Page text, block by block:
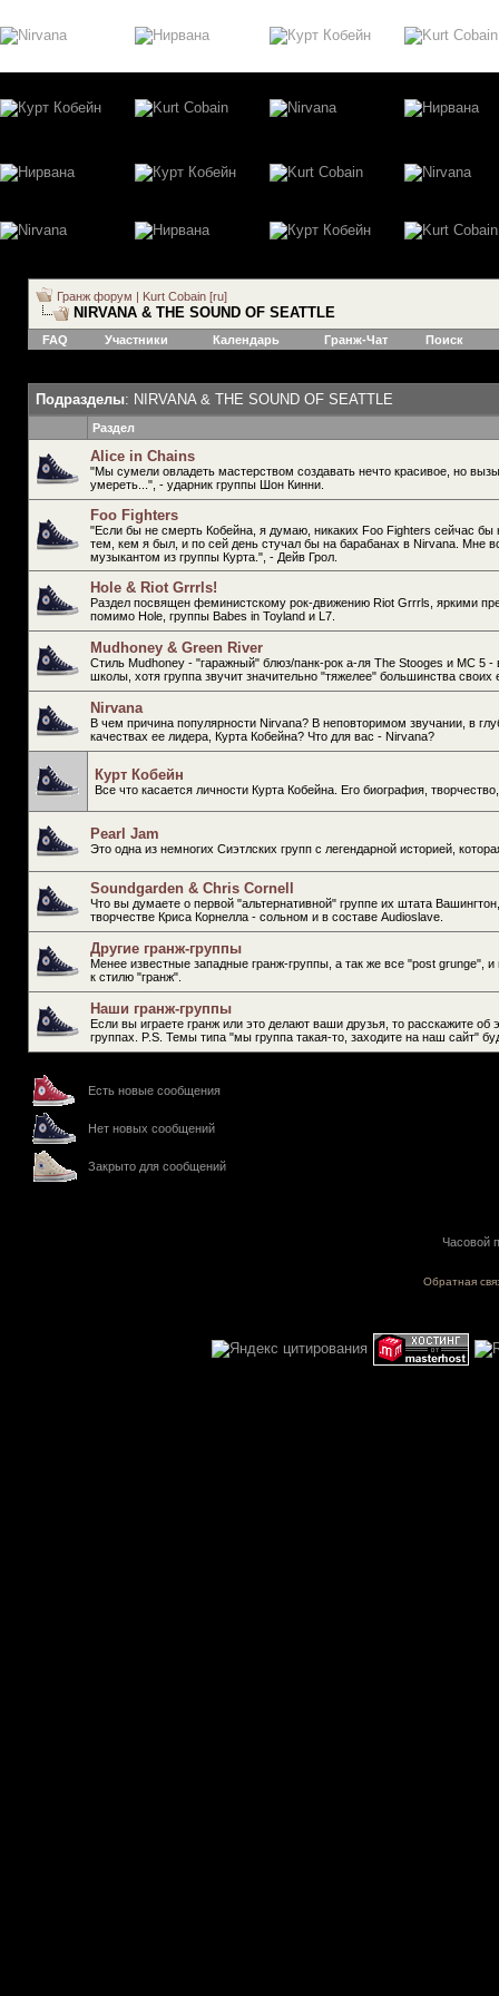
Гранж форум | Kurt Cobain [ru]
NIRVANA & THE SOUND OF SEATTLE
FAQ Участники Календарь Гранж-Чат Поиск
Подразделы: NIRVANA & THE SOUND OF SEATTLE
Раздел
Alice in Chains
"Мы сумели овладеть мастерством создавать нечто красивое, но
умереть...", - ударник группы Шон Кинни.
Foo Fighters
"Если бы не смерть Кобейна, я думаю, никаких Foo Fighters сейчас
тем, кем я был, и по сей день стучал бы на барабанах в Nirvana. Мне
музыкантом из группы Курта.", - Дейв Грол.
Hole & Riot Grrrls!
Раздел посвящен феминистскому рок-движению Riot Grrrls, яркими
помимо Hole, группы Babes in Toyland и L7.
Mudhoney & Green River
Стиль Mudhoney - "гаражный" блюз/панк-рок а-ля The Stooges и МС 5 -
школы, хотя группа звучит значительно "тяжелее" большинства
Nirvana
В чем причина популярности Nirvana? В неповторимом звучании, в
качествах ее лидера, Курта Кобейна? Что для вас - Nirvana?
Курт Кобейн
Все что касается личности Курта Кобейна. Его биография,
Pearl Jam
Это одна из немногих Сиэтлских групп с легендарной историей,
Soundgarden & Chris Cornell
Что вы думаете о первой "альтернативной" группе их штата
творчестве Криса Корнелла - сольном и в составе Audioslave.
Другие гранж-группы
Менее известные западные гранж-группы, а так же все "post grunge",
к стилю "гранж".
Наши гранж-группы
Если вы играете гранж или это делают ваши друзья, то расскажите
группах. P.S. Темы типа "мы группа такая-то, заходите на наш сайт"
Есть новые сообщения
Нет новых сообщений
Закрыто для сообщений
Часовой
Обратная